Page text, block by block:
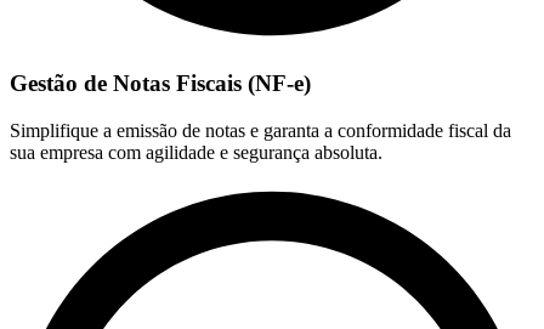
Gestão de Notas Fiscais (NF-e)
Simplifique a emissão de notas e garanta a conformidade fiscal da
sua empresa com agilidade e segurança absoluta.